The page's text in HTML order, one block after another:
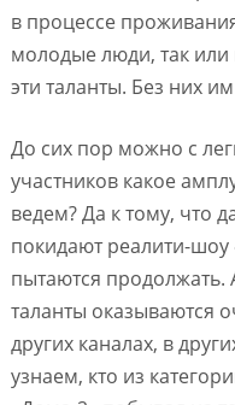
в процессе
молодые люди, так или
эти таланты. Без них
До сих пор можно с
участников какое
ведем? Да к тому, что
покидают реалити-
пытаются
таланты оказываются
других каналах, в
узнаем, кто из